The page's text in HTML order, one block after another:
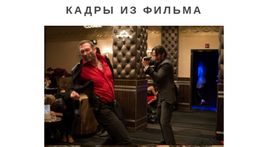
КАДРЫ ИЗ ФИЛЬМА